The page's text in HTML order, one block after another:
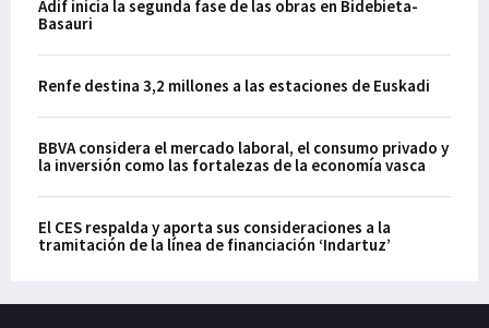
Adif inicia la segunda fase de las obras en Bidebieta-
Basauri
Renfe destina 3,2 millones a las estaciones de Euskadi
BBVA considera el mercado laboral, el consumo privado y
la inversión como las fortalezas de la economía vasca
El CES respalda y aporta sus consideraciones a la
tramitación de la línea de financiación ‘Indartuz’